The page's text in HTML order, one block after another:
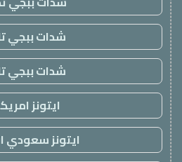
شدات ببجي
شدات ببجي
ايتونز
ايتونز سعودي